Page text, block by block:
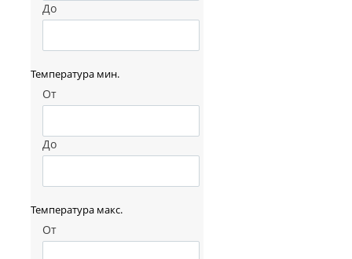
До
Температура мин.
От
До
Температура макс.
От